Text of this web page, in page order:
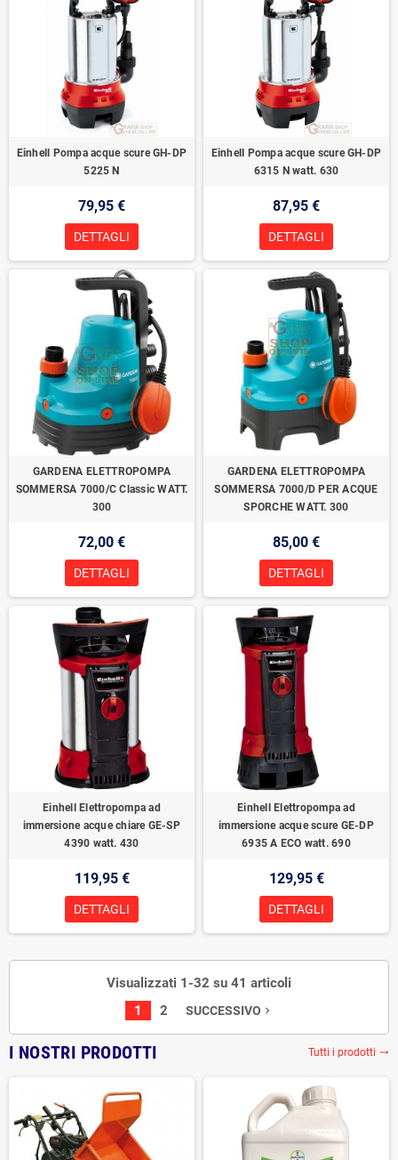
Einhell Pompa acque scure GH-DP
5225 N
79,95 €
DETTAGLI
Einhell Pompa acque scure GH-DP
6315 N watt. 630
87,95 €
DETTAGLI
GARDENA ELETTROPOMPA
SOMMERSA 7000/C Classic WATT.
300
72,00 €
DETTAGLI
GARDENA ELETTROPOMPA
SOMMERSA 7000/D PER ACQUE
SPORCHE WATT. 300
85,00 €
DETTAGLI
Einhell Elettropompa ad
immersione acque chiare GE-SP
4390 watt. 430
119,95 €
DETTAGLI
Einhell Elettropompa ad
immersione acque scure GE-DP
6935 A ECO watt. 690
129,95 €
DETTAGLI
Visualizzati 1-32 su 41 articoli
1
2 SUCCESSIVO navigate_next
I NOSTRI PRODOTTI Tutti i prodotti trending_flat